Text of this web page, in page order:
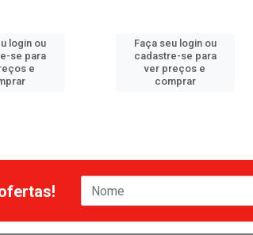
login ou
se para
e
Faça seu login ou
cadastre-se para
ver preços e
comprar